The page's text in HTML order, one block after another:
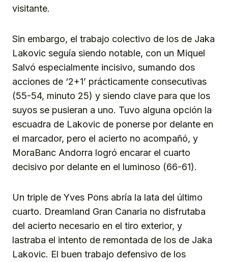
visitante.
Sin embargo, el trabajo colectivo de los de Jaka
Lakovic seguía siendo notable, con un Miquel
Salvó especialmente incisivo, sumando dos
acciones de ‘2+1’ prácticamente consecutivas
(55-54, minuto 25) y siendo clave para que los
suyos se pusieran a uno. Tuvo alguna opción la
escuadra de Lakovic de ponerse por delante en
el marcador, pero el acierto no acompañó, y
MoraBanc Andorra logró encarar el cuarto
decisivo por delante en el luminoso (66-61).
Un triple de Yves Pons abría la lata del último
cuarto. Dreamland Gran Canaria no disfrutaba
del acierto necesario en el tiro exterior, y
lastraba el intento de remontada de los de Jaka
Lakovic. El buen trabajo defensivo de los